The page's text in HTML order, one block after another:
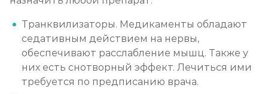
Транквилизаторы. Медикаменты обладают
седативным действием на нервы,
обеспечивают расслабление мышц. Также у
них есть снотворный эффект. Лечиться ими
требуется по предписанию врача.